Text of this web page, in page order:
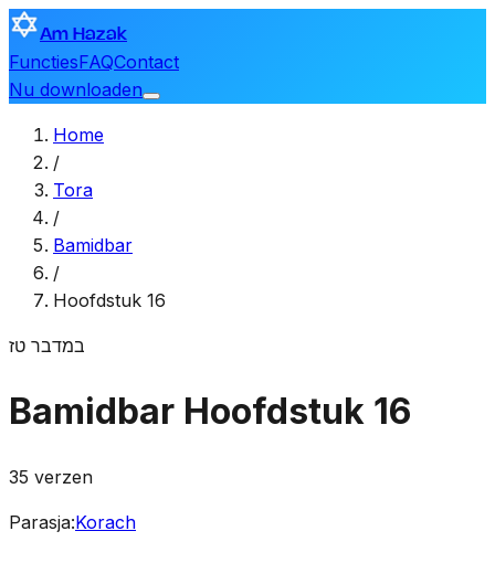
Am Hazak
FunctiesFAQContact
Nu downloaden
Home
/
Tora
/
Bamidbar
/
Hoofdstuk 16
במדבר טז
Bamidbar Hoofdstuk 16
35 verzen
Parasja:Korach